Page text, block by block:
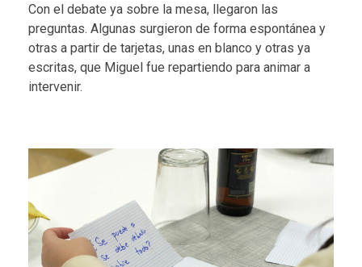
Con el debate ya sobre la mesa, llegaron las
preguntas. Algunas surgieron de forma espontánea y
otras a partir de tarjetas, unas en blanco y otras ya
escritas, que Miguel fue repartiendo para animar a
intervenir.